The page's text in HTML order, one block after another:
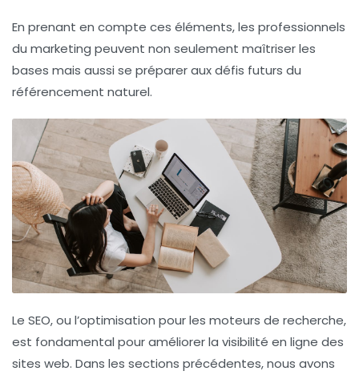
En prenant en compte ces éléments, les professionnels
du marketing peuvent non seulement maîtriser les
bases mais aussi se préparer aux défis futurs du
référencement naturel.
Le SEO, ou l’optimisation pour les moteurs de recherche,
est fondamental pour améliorer la visibilité en ligne des
sites web. Dans les sections précédentes, nous avons